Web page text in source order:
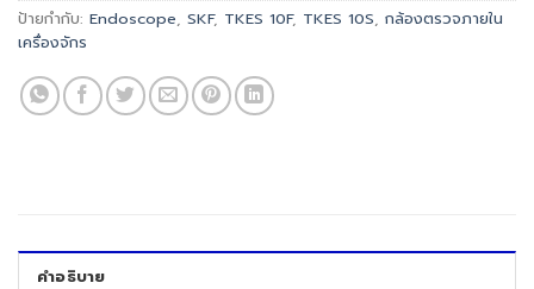
ป้ายกำกับ: Endoscope, SKF, TKES 10F, TKES 10S, กล้องตรวจภายใน
เครื่องจักร
คำอธิบาย